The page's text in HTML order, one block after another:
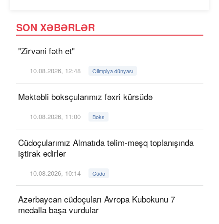
SON XƏBƏRLƏR
"Zirvəni fəth et"
10.08.2026, 12:48 Olimpiya dünyası
Məktəbli boksçularımız fəxri kürsüdə
10.08.2026, 11:00 Boks
Cüdoçularımız Almatıda təlim-məşq toplanışında
iştirak edirlər
10.08.2026, 10:14 Cüdo
Azərbaycan cüdoçuları Avropa Kubokunu 7
medalla başa vurdular